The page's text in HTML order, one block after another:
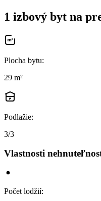
1 izbový byt na
Plocha bytu:
29 m²
Podlažie:
3/3
Vlastnosti
Počet lodžií: